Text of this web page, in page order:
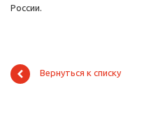
России.
Вернуться к списку